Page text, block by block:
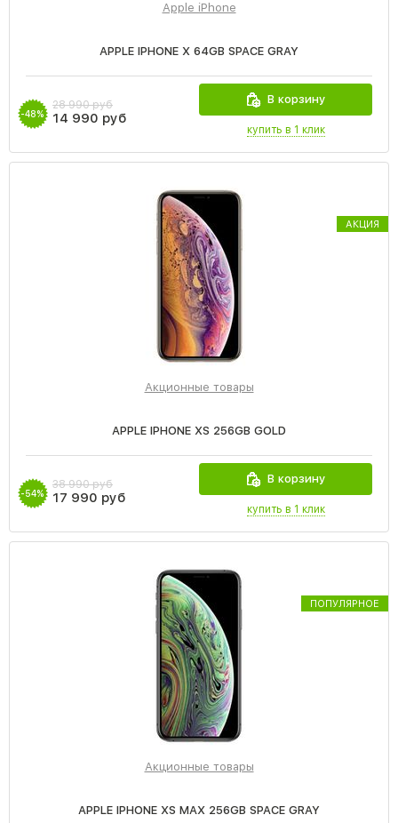
Apple iPhone
APPLE IPHONE X 64GB SPACE GRAY
-48%
28 990 руб
14 990 руб
В корзину
купить в 1 клик
АКЦИЯ
Акционные товары
APPLE IPHONE XS 256GB GOLD
-54%
38 990 руб
17 990 руб
В корзину
купить в 1 клик
ПОПУЛЯРНОЕ
Акционные товары
APPLE IPHONE XS MAX 256GB SPACE GRAY